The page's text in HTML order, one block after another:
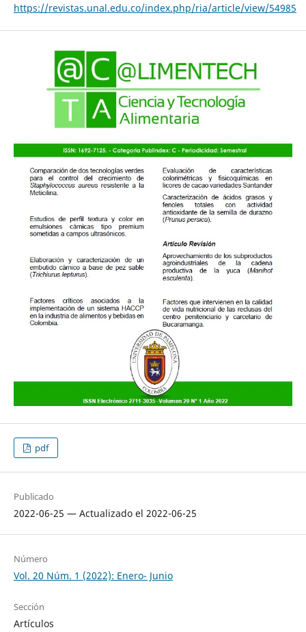
https://revistas.unal.edu.co/index.php/ria/article/view/54985
pdf
Publicado
2022-06-25 — Actualizado el 2022-06-25
Número
Vol. 20 Núm. 1 (2022): Enero- Junio
Sección
Artículos